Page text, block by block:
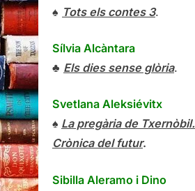
♠ Tots els contes 3.
Sílvia Alcàntara
♣ Els dies sense glòria.
Svetlana Aleksiévitx
♠ La pregària de Txernòbil.
Crònica del futur.
Sibilla Aleramo i Dino